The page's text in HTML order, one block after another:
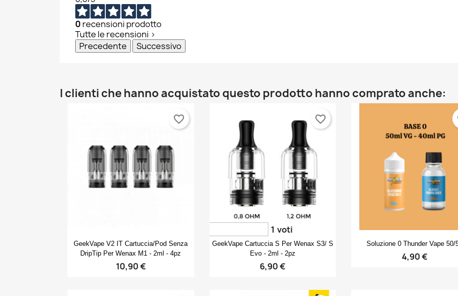
0 recensioni prodotto
Tutte le recensioni >
Precedente
Successivo
I clienti che hanno acquistato questo prodotto hanno comprato anche:
 Anteprima
GeekVape V2 IT Cartuccia/pod Senza
DripTip Per Wenax M1 - 2ml - 4pz
10,90 €
favorite_border
Anteprima
GeekVape Cartuccia S Per Wenax S3/ S
Evo - 2ml - 2pz
6,90 €
1 voti
favorite_border
Anteprima
Soluzione 0 Thunder Vape 50/
4,90 €